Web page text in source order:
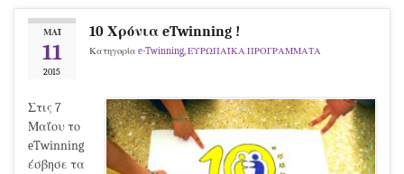
ΜΆΙ
11
2015
10 Χρόνια eTwinning !
Κατηγορία e-Twinning,ΕΥΡΩΠΑΪΚΑ ΠΡΟΓΡΑΜΜΑΤΑ
Στις 7
Μαΐου το
eTwinning
έσβησε τα